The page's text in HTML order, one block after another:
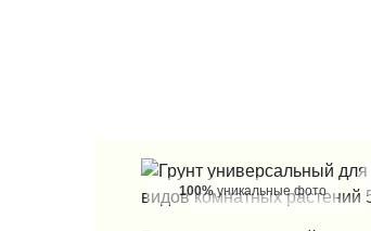
100%уникальные фото